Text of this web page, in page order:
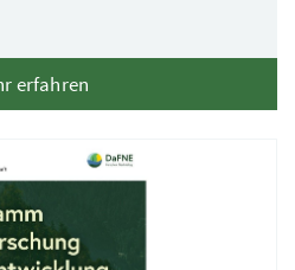
erfahren